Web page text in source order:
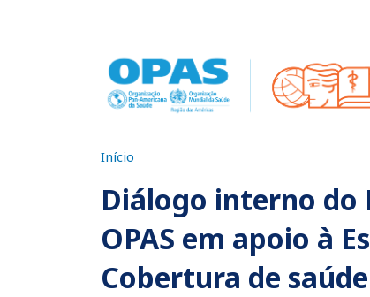
Início
Diálogo interno do
OPAS em apoio à
Cobertura de saúde